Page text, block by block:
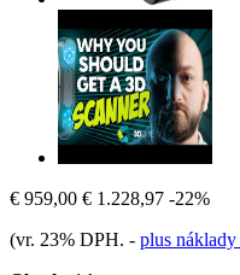
€ 959,00 € 1.228,97 -22%
(vr. 23% DPH. - plus